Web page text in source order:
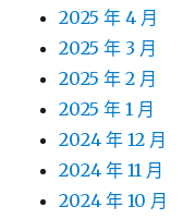
2025 年 4 月
2025 年 3 月
2025 年 2 月
2025 年 1 月
2024 年 12 月
2024 年 11 月
2024 年 10 月